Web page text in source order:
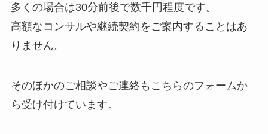
多くの場合は30分前後で数千円程度です。
高額なコンサルや継続契約をご案内することはあ
りません。
そのほかのご相談やご連絡もこちらのフォームか
ら受け付けています。